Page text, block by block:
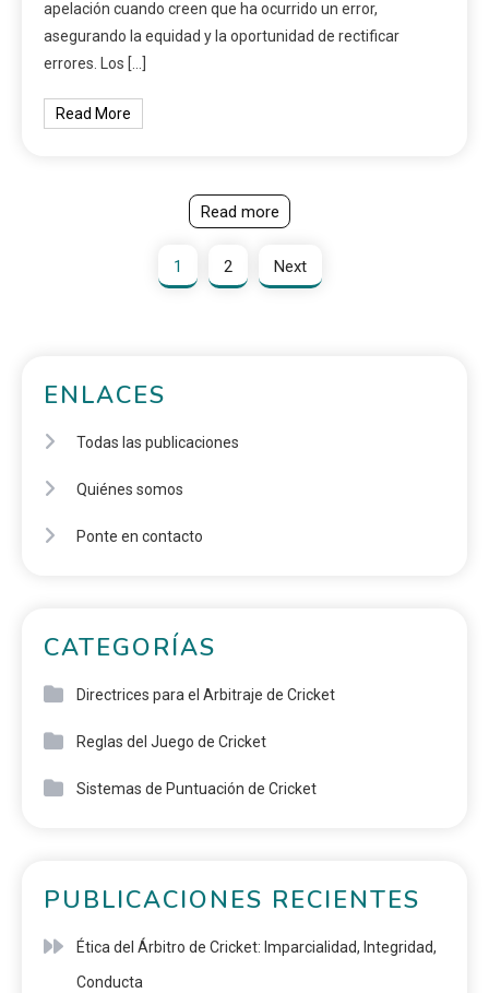
apelación cuando creen que ha ocurrido un error,
asegurando la equidad y la oportunidad de rectificar
errores. Los […]
Read More
Read more
1 2 Next
ENLACES
Todas las publicaciones
Quiénes somos
Ponte en contacto
CATEGORÍAS
Directrices para el Arbitraje de Cricket
Reglas del Juego de Cricket
Sistemas de Puntuación de Cricket
PUBLICACIONES RECIENTES
Ética del Árbitro de Cricket: Imparcialidad, Integridad,
Conducta